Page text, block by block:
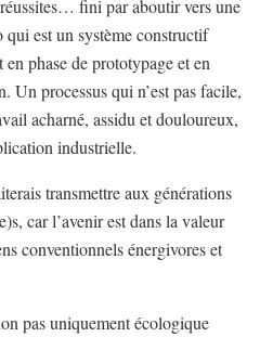
réussites… fini par aboutir vers une
est un système constructif
phase de prototypage et en
Un processus qui n’est pas facile,
acharné, assidu et douloureux,
industrielle.
transmettre aux générations
car l’avenir est dans la valeur
conventionnels énergivores et
pas uniquement écologique